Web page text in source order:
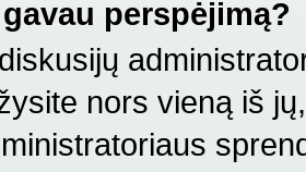
perspėjimą?
nors vieną iš